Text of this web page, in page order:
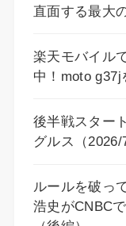
直面する最大
楽天モバイル
中！moto g37j
後半戦スター
グルス（2026/
ルールを破っ
浩史がCNBC